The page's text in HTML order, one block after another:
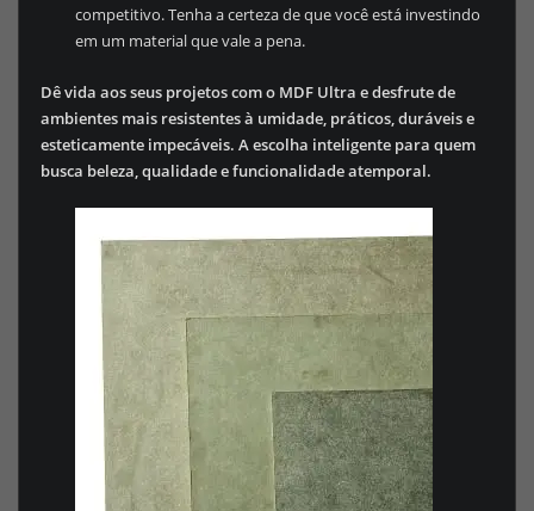
competitivo. Tenha a certeza de que você está investindo
em um material que vale a pena.
Dê vida aos seus projetos com o MDF Ultra e desfrute de
ambientes mais resistentes à umidade, práticos, duráveis e
esteticamente impecáveis. A escolha inteligente para quem
busca beleza, qualidade e funcionalidade atemporal.